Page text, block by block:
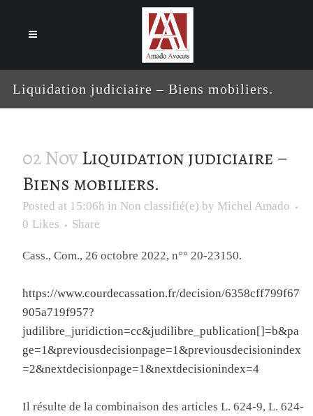
Liquidation judiciaire – Biens mobiliers.
02 NovLiquidation judiciaire –
Biens mobiliers.
Posted at 15:06h in Non classifié(e) by Michel Amado
0 Likes Share
Cass., Com., 26 octobre 2022, n°° 20-23150.
https://www.courdecassation.fr/decision/6358cff799f67
905a719f957?
judilibre_juridiction=cc&judilibre_publication[]=b&pa
ge=1&previousdecisionpage=1&previousdecisionindex
=2&nextdecisionpage=1&nextdecisionindex=4
Il résulte de la combinaison des articles L. 624-9, L. 624-